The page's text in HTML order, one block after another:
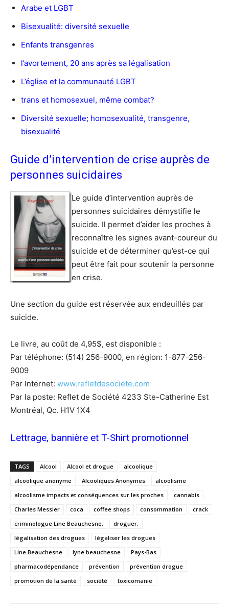
Arabe et LGBT
Bisexualité: diversité sexuelle
Enfants transgenres
l’avortement, 20 ans après sa légalisation
L’église et la communauté LGBT
trans et homosexuel, même combat?
Diversité sexuelle; homosexualité, transgenre,
bisexualité
Guide d’intervention de crise auprès de
personnes suicidaires
Le guide d’intervention auprès de
personnes suicidaires démystifie le
suicide. Il permet d’aider les proches à
reconnaître les signes avant-coureur du
suicide et de déterminer qu’est-ce qui
peut être fait pour soutenir la personne
en crise.
Une section du guide est réservée aux endeuillés par
suicide.
Le livre, au coût de 4,95$, est disponible :
Par téléphone: (514) 256-9000, en région: 1-877-256-
9009
Par Internet: www.refletdesociete.com
Par la poste: Reflet de Société 4233 Ste-Catherine Est
Montréal, Qc. H1V 1X4
Lettrage, bannière et T-Shirt promotionnel
TAGS Alcool Alcool et drogue
alcoolique
alcoolique anonyme
Alcooliques Anonymes
alcoolisme
alcoolisme impacts et conséquences sur les proches
cannabis
Charles Messier
coca coffee shops consommation
crack
criminologue Line Beauchesne,
droguer,
légalisation des drogues
légaliser les drogues
Line Beauchesne
lyne beauchesne
Pays-Bas
pharmacodépendance
prévention
prévention drogue
promotion de la santé
société toxicomanie